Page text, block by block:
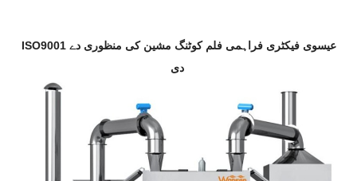
ISO9001 عیسوی فیکٹری فراہمی فلم کوٹنگ مشین کی منظوری دے
دی